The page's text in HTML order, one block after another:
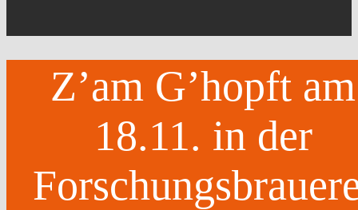
Z’am G’hopft am
18.11. in der